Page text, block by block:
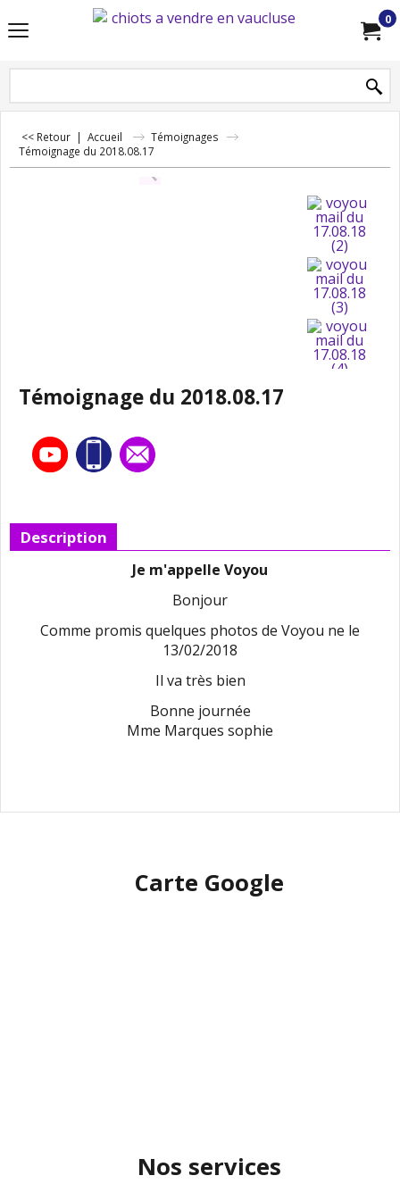
0
<< Retour | Accueil
Témoignages
Témoignage du 2018.08.17
Témoignage du 2018.08.17
Description
Je m'appelle Voyou
Bonjour
Comme promis quelques photos de Voyou ne le
13/02/2018
Il va très bien
Bonne journée
Mme Marques sophie
Carte Google
Nos services